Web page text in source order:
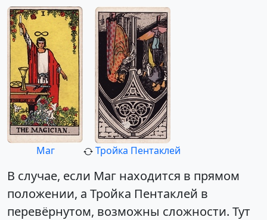
Маг Тройка Пентаклей
В случае, если Маг находится в прямом
положении, а Тройка Пентаклей в
перевёрнутом, возможны сложности. Тут